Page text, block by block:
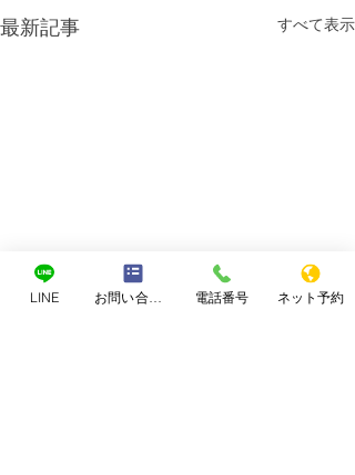
最新記事 すべて表示
LINE お問い合わせフォーム 電話番号 ネット予約